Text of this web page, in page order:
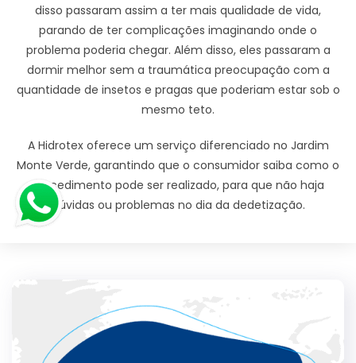
disso passaram assim a ter mais qualidade de vida,
parando de ter complicações imaginando onde o
problema poderia chegar. Além disso, eles passaram a
dormir melhor sem a traumática preocupação com a
quantidade de insetos e pragas que poderiam estar sob o
mesmo teto.
A Hidrotex oferece um serviço diferenciado no Jardim
Monte Verde, garantindo que o consumidor saiba como o
procedimento pode ser realizado, para que não haja
dúvidas ou problemas no dia da dedetização.